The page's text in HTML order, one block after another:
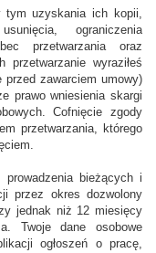
tym uzyskania ich kopii,
ograniczenia
przetwarzania oraz
wyraziłeś
przed zawarciem umowy)
prawo wniesienia skargi
Cofnięcie zgody
przetwarzania, którego
prowadzenia bieżących i
przez okres dozwolony
jednak niż 12 miesięcy
Twoje dane osobowe
ogłoszeń o pracę,